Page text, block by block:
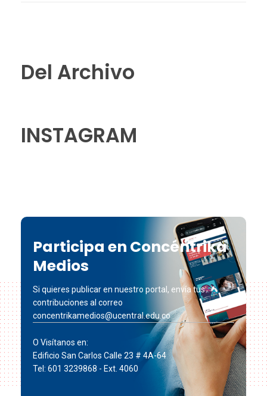
Del Archivo
INSTAGRAM
Participa en Concéntrika
Medios
Si quieres publicar en nuestro portal, envía tus
contribuciones al correo
concentrikamedios@ucentral.edu.co
O Visítanos en:
Edificio San Carlos Calle 23 # 4A-64
Tel: 601 3239868 - Ext. 4060